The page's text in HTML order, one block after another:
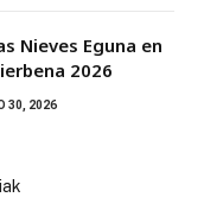
Nieves Eguna en
2026
30, 2026